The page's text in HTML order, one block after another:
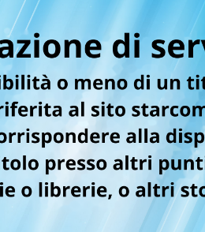
A
del maestro Toriyama! Una
anche per i lettori italiani!